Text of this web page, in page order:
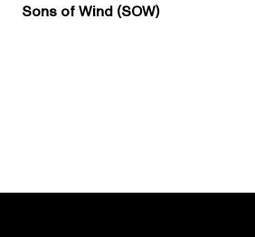
Sons of Wind (SOW)